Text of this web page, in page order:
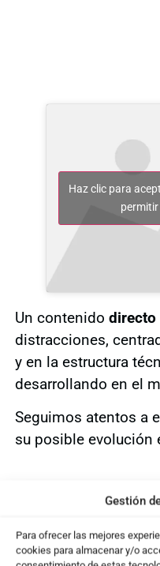
Gestión
Para ofrecer las mejores
cookies para almacenar y/o
Haz clic para
Un contenido directo
distracciones,
y en la estructura
desarrollando en el
Seguimos atentos a
su posible evolución